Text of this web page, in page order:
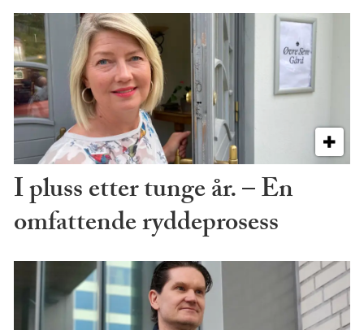
I pluss etter tunge år. – En
omfattende ryddeprosess